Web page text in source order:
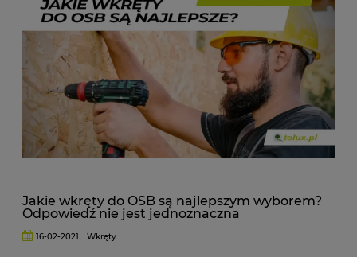
Jakie wkręty do OSB są najlepszym wyborem?
Odpowiedź nie jest jednoznaczna
16-02-2021 Wkręty